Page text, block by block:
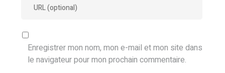
Enregistrer mon nom, mon e-mail et mon site dans
le navigateur pour mon prochain commentaire.